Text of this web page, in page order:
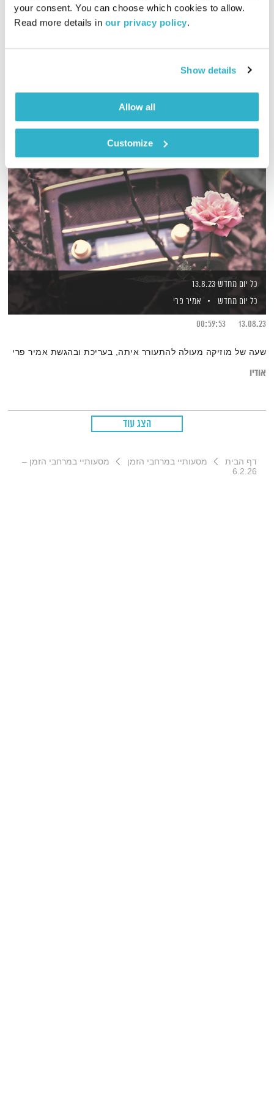
your consent. You can choose which cookies to allow.
Read more details in our privacy policy.
Show details
Allow all
Customize
30.09.25
01:28:06
והתפתחות דרך הטבע
אודיו
כל יום מחדש 13.8.23
כל יום מחדש
אמיר פרי
13.08.23
00:59:53
שעה של מוזיקה מעולה להתעורר איתה, בעריכת ובהגשת אמיר פרי
אודיו
הצג עוד
דף הבית מסעותיי במרחבי הזמן
מסעותיי במרחבי הזמן –
6.2.26